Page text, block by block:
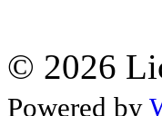
© 2026
Powered by